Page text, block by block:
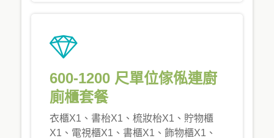
600-1200 尺單位傢俬連廚
廁櫃套餐
衣櫃X1、書枱X1、梳妝枱X1、貯物櫃
X1、電視櫃X1、書櫃X1、飾物櫃X1、